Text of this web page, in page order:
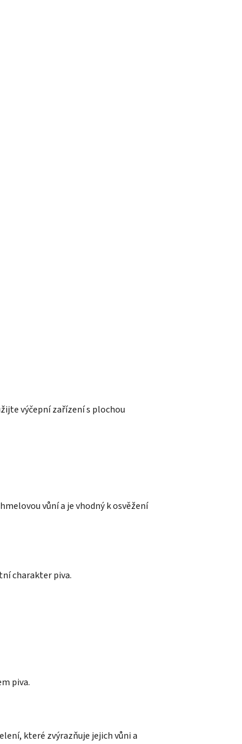
výčepní zařízení s plochou
vůní a je vhodný k osvěžení
charakter piva.
piva.
které zvýrazňuje jejich vůni a